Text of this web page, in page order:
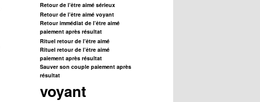
Retour de l’être aimé sérieux
Retour de l’être aimé voyant
Retour immédiat de l’être aimé
paiement après résultat
Rituel retour de l’être aimé
Rituel retour de l’être aimé
paiement après résultat
Sauver son couple paiement après
résultat
voyant